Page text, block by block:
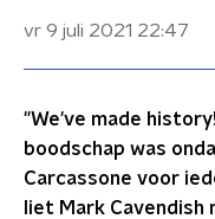
vr 9 juli 2021 22:47
"We've made
boodschap was
Carcassone voor
liet Mark Cavendish